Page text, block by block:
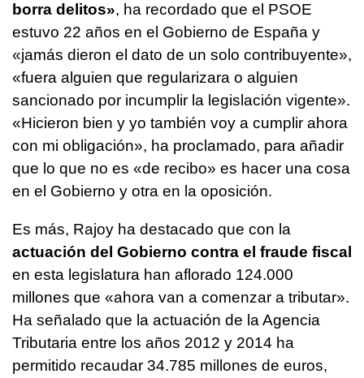
borra delitos», ha recordado que el PSOE
estuvo 22 años en el Gobierno de España y
«jamás dieron el dato de un solo contribuyente»,
«fuera alguien que regularizara o alguien
sancionado por incumplir la legislación vigente».
«Hicieron bien y yo también voy a cumplir ahora
con mi obligación», ha proclamado, para añadir
que lo que no es «de recibo» es hacer una cosa
en el Gobierno y otra en la oposición.
Es más, Rajoy ha destacado que con la
actuación del Gobierno contra el fraude fiscal
en esta legislatura han aflorado 124.000
millones que «ahora van a comenzar a tributar».
Ha señalado que la actuación de la Agencia
Tributaria entre los años 2012 y 2014 ha
permitido recaudar 34.785 millones de euros,